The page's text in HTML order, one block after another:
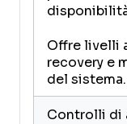
Offre livelli
recovery e
del sistema.
Controlli di